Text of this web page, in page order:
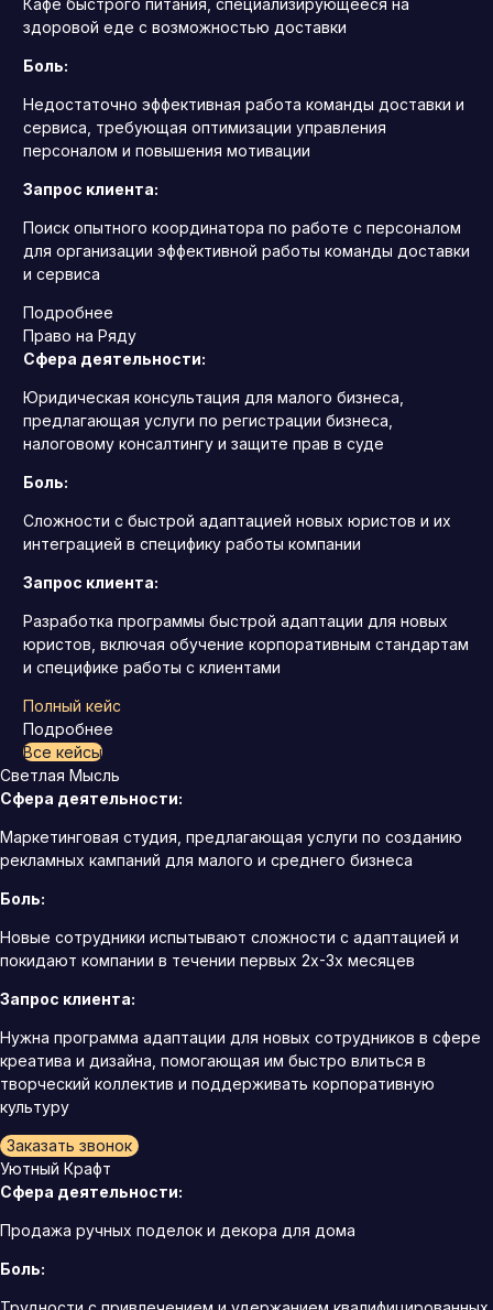
Кафе быстрого питания, специализирующееся на
здоровой еде с возможностью доставки
Боль:
Недостаточно эффективная работа команды доставки и
сервиса, требующая оптимизации управления
персоналом и повышения мотивации
Запрос клиента:
Поиск опытного координатора по работе с персоналом
для организации эффективной работы команды доставки
и сервиса
Подробнее
Право на Ряду
Сфера деятельности:
Юридическая консультация для малого бизнеса,
предлагающая услуги по регистрации бизнеса,
налоговому консалтингу и защите прав в суде
Боль:
Сложности с быстрой адаптацией новых юристов и их
интеграцией в специфику работы компании
Запрос клиента:
Разработка программы быстрой адаптации для новых
юристов, включая обучение корпоративным стандартам
и специфике работы с клиентами
Полный кейс
Подробнее
Все кейсы
Светлая Мысль
Сфера деятельности:
Маркетинговая студия, предлагающая услуги по созданию
рекламных кампаний для малого и среднего бизнеса
Боль:
Новые сотрудники испытывают сложности с адаптацией и
покидают компании в течении первых 2х-3х месяцев
Запрос клиента:
Нужна программа адаптации для новых сотрудников в сфере
креатива и дизайна, помогающая им быстро влиться в
творческий коллектив и поддерживать корпоративную
культуру
Заказать звонок
Уютный Крафт
Сфера деятельности:
Продажа ручных поделок и декора для дома
Боль: